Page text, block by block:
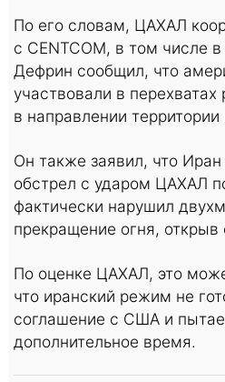
По его словам, ЦАХАЛ
с CENTCOM, в том числе
Дефрин сообщил, что
участвовали в перехватах
в направлении территории
Он также заявил, что
обстрел с ударом ЦАХАЛ
фактически нарушил
прекращение огня,
По оценке ЦАХАЛ, это
что иранский режим не
соглашение с США и
дополнительное время.